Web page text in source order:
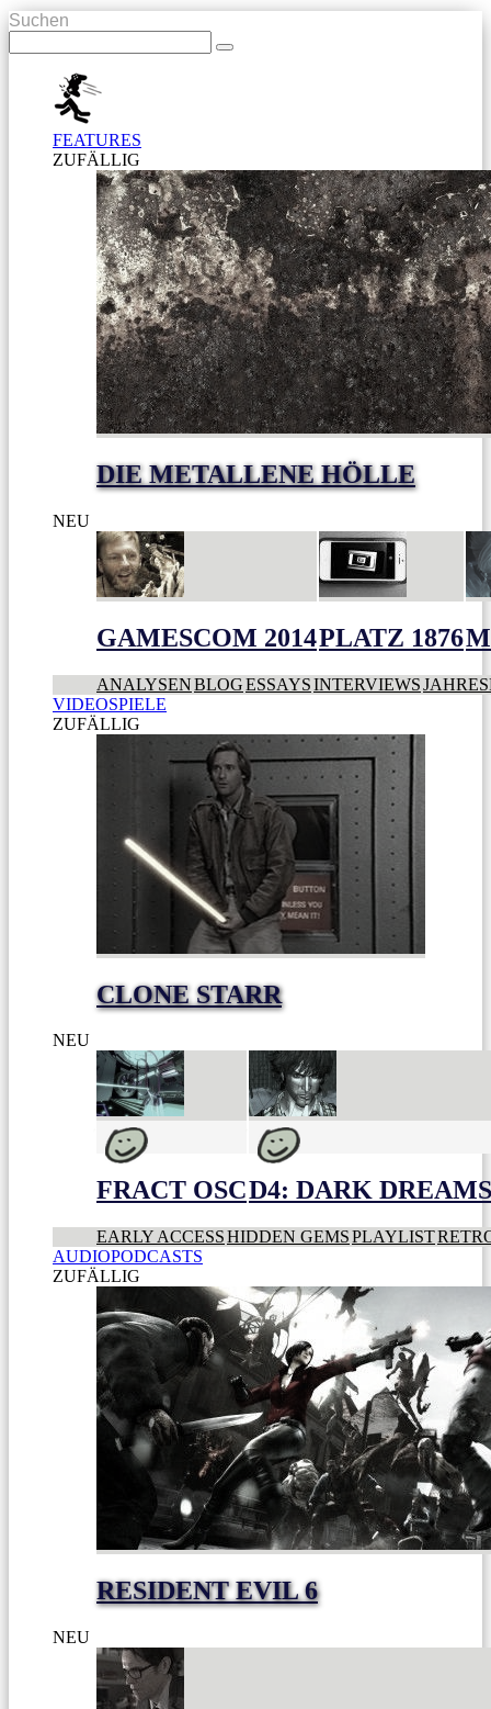
Suchen
FEATURES
ZUFÄLLIG
DIE METALLENE HÖLLE
NEU
GAMESCOM 2014PLATZ 1876
ANALYSENBLOGESSAYSINTERVIEWS
VIDEOSPIELE
ZUFÄLLIG
CLONE STARR
NEU
FRACT OSCD4: DARK
EARLY ACCESSHIDDEN GEMSPLAYLIST
AUDIOPODCASTS
ZUFÄLLIG
RESIDENT EVIL 6
NEU